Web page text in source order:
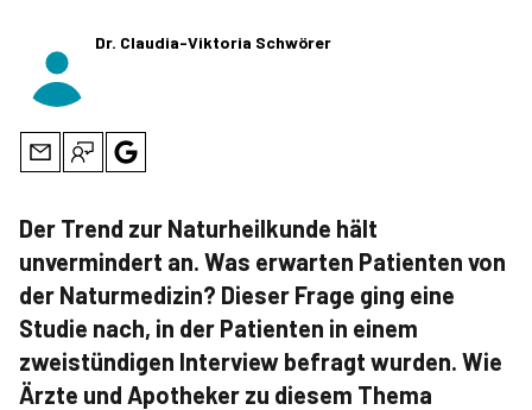
Dr. Claudia-Viktoria Schwörer
Der Trend zur Naturheilkunde hält
unvermindert an. Was erwarten Patienten von
der Naturmedizin? Dieser Frage ging eine
Studie nach, in der Patienten in einem
zweistündigen Interview befragt wurden. Wie
Ärzte und Apotheker zu diesem Thema